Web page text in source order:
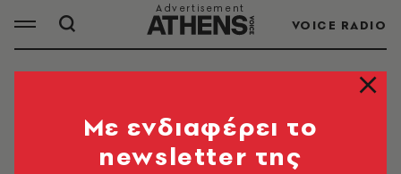
VOICE RADIO
ΠΑΡΑΔΟΣΗ ΠΑΡΑΛΑΒΗ
Mε ενδιαφέρει το
newsletter της